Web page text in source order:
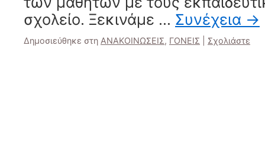
σχολείο. Ξεκινάμε … Συνέχεια →
Δημοσιεύθηκε στη ΑΝΑΚΟΙΝΩΣΕΙΣ, ΓΟΝΕΙΣ Σχολιάστε